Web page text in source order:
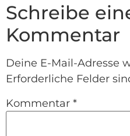
Schreibe
Kommentar
Deine E-Mail-Adresse
Erforderliche Felder
Kommentar *